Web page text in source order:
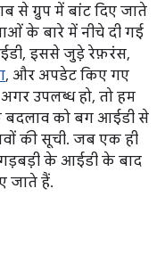
से ग्रुप में बांट दिए जाते
के बारे में नीचे दी गई
इससे जुड़े रेफ़रंस,
, और अपडेट किए गए
उपलब्ध हो, तो हम
बदलाव को बग आईडी से
की सूची. जब एक ही
के आईडी के बाद
जाते हैं.